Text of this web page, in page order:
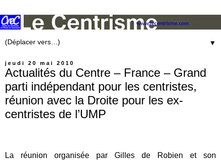
▼
jeudi 20 mai 2010
Actualités du Centre – France – Grand
parti indépendant pour les centristes,
réunion avec la Droite pour les ex-
centristes de l’UMP
La réunion organisée par Gilles de Robien et son